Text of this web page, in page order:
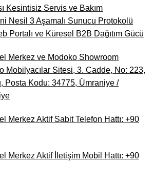
Kesintisiz Servis ve Bakım
Nesil 3 Aşamalı Sunucu Protokolü
Portalı ve Küresel B2B Dağıtım Gücü
Merkez ve Modoko Showroom
Mobilyacılar Sitesi, 3. Cadde, No: 223,
Posta Kodu: 34775, Ümraniye /
Merkez Aktif Sabit Telefon Hattı: +90
Merkez Aktif İletişim Mobil Hattı: +90